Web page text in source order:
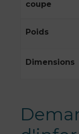
coupe
Poids
Dimensions